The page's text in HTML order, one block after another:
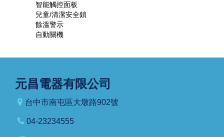
智能觸控面板
兒童/清潔安全鎖
餘溫警示
自動關機
元昌電器有限公司
台中市南屯區大墩路902號
04-23234555